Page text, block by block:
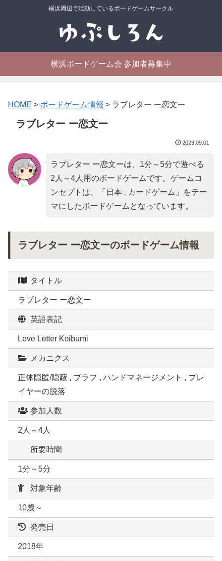
横浜周辺で活動しているボードゲームサークル
横浜ボードゲーム会 参加者募集中
HOME > ボードゲーム情報 > ラブレター ー恋文ー
ラブレター ー恋文ー
2023.09.01
ラブレター ー恋文ーは、1分～5分で遊べる
2人～4人用のボードゲームです。ゲームコ
ンセプトは、「 日本 , カードゲーム 」をテー
マにしたボードゲームとなっています。
ラブレター ー恋文ーのボードゲーム情報
タイトル
ラブレター ー恋文ー
英語表記
Love Letter Koibumi
メカニクス
正体隠匿/隠蔽 , ブラフ , ハンドマネージメント , プレ
イヤーの脱落
参加人数
2人～4人
所要時間
1分～5分
対象年齢
10歳～
発売日
2018年